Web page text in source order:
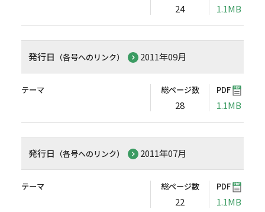
24 1.1MB
発行日 （各号へのリンク） 2011年09月
テーマ 総ページ数
28
PDF
1.1MB
発行日 （各号へのリンク） 2011年07月
テーマ 総ページ数
22
PDF
1.1MB